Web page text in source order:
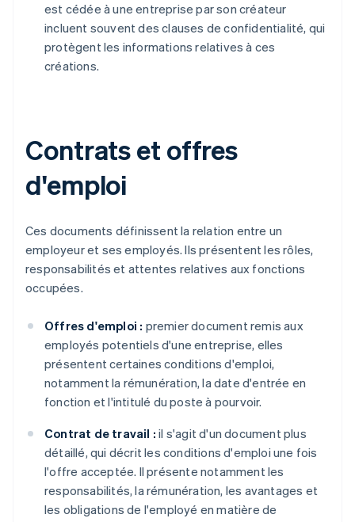
est cédée à une entreprise par son créateur
incluent souvent des clauses de confidentialité, qui
protègent les informations relatives à ces
créations.
Contrats et offres
d'emploi
Ces documents définissent la relation entre un
employeur et ses employés. Ils présentent les rôles,
responsabilités et attentes relatives aux fonctions
occupées.
Offres d'emploi : premier document remis aux
employés potentiels d'une entreprise, elles
présentent certaines conditions d'emploi,
notamment la rémunération, la date d'entrée en
fonction et l'intitulé du poste à pourvoir.
Contrat de travail : il s'agit d'un document plus
détaillé, qui décrit les conditions d'emploi une fois
l'offre acceptée. Il présente notamment les
responsabilités, la rémunération, les avantages et
les obligations de l'employé en matière de